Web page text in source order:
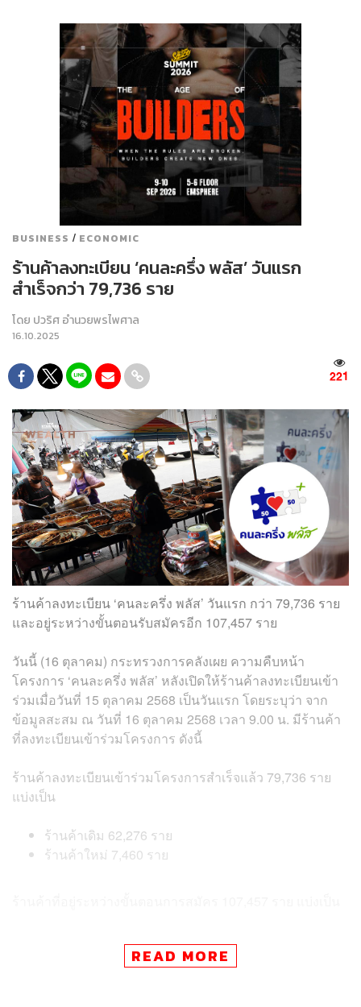
BUSINESS / ECONOMIC
ร้านค้าลงทะเบียน ‘คนละครึ่ง พลัส’ วันแรก
สำเร็จกว่า 79,736 ราย
โดย ปวริศ อำนวยพรไพศาล
16.10.2025
221
ร้านค้าลงทะเบียน ‘คนละครึ่ง พลัส’ วันแรก กว่า 79,736 ราย
และอยู่ระหว่างขั้นตอนรับสมัครอีก 107,457 ราย
วันนี้ (16 ตุลาคม) กระทรวงการคลังเผย ความคืบหน้า
โครงการ ‘คนละครึ่ง พลัส’ หลังเปิดให้ร้านค้าลงทะเบียนเข้า
ร่วมเมื่อวันที่ 15 ตุลาคม 2568 เป็นวันแรก โดยระบุว่า จาก
ข้อมูลสะสม ณ วันที่ 16 ตุลาคม 2568 เวลา 9.00 น. มีร้านค้า
ที่ลงทะเบียนเข้าร่วมโครงการ ดังนี้
ร้านค้าลงทะเบียนเข้าร่วมโครงการสำเร็จแล้ว 79,736 ราย
แบ่งเป็น
ร้านค้าเดิม 62,276 ราย
ร้านค้าใหม่ 7,460 ราย
รอให้ร้านค้าเข้ามากดยอมรับหลักเกณฑ์และเงื่อนไข
โครงการ 102,150 รายREAD MORE